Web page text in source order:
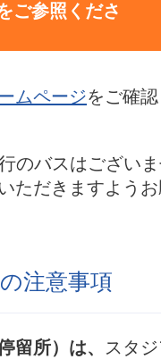
ご参照くださ
ムページをご確
のバスはござい
ただきますよう
注意事項
留所）は、
スタ